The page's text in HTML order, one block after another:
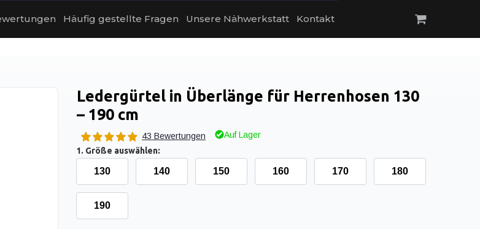
Häufig gestellte Fragen Unsere Nähwerkstatt Kontakt
Ledergürtel in Überlänge für Herrenhosen 130
– 190 cm
43 Bewertungen
Auf Lager
1. Größe auswählen:
130 140 150 160 170 180
190